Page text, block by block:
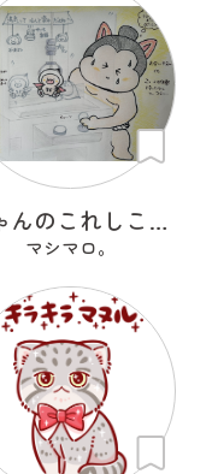
にゃんのこれしこ ある日の夢 Ｎo.1
マシマロ。